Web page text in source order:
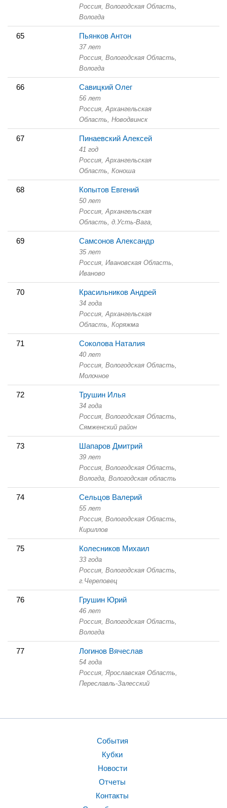
Россия, Вологодская Область,
Вологда
65 Пьянков Антон
37 лет
Россия, Вологодская Область,
Вологда
66 Савицкий Олег
56 лет
Россия, Архангельская
Область, Новодвинск
67 Пинаевский Алексей
41 год
Россия, Архангельская
Область, Коноша
68 Копытов Евгений
50 лет
Россия, Архангельская
Область, д.Усть-Вага,
69 Самсонов Александр
35 лет
Россия, Ивановская Область,
Иваново
70 Красильников Андрей
34 года
Россия, Архангельская
Область, Коряжма
71 Соколова Наталия
40 лет
Россия, Вологодская Область,
Молочное
72 Трушин Илья
34 года
Россия, Вологодская Область,
Сямженский район
73 Шапаров Дмитрий
39 лет
Россия, Вологодская Область,
Вологда, Вологодская область
74 Сельцов Валерий
55 лет
Россия, Вологодская Область,
Кириллов
75 Колесников Михаил
33 года
Россия, Вологодская Область,
г.Череповец
76 Грушин Юрий
46 лет
Россия, Вологодская Область,
Вологда
77 Логинов Вячеслав
54 года
Россия, Ярославская Область,
Переславль-Залесский
События
Кубки
Новости
Отчеты
Контакты